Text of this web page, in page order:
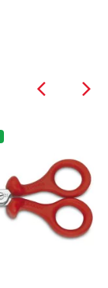
arrow_back_ios arrow_back_ios